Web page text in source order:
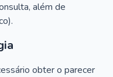
além de
obter o parecer